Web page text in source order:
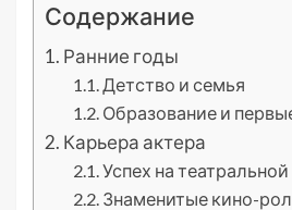
Содержание
Ранние годы
Детство и семья
Образование и
Карьера актера
Успех на
Знаменитые кино-